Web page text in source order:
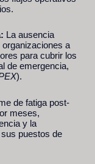
La ausencia
a
para cubrir los
de emergencia,
).
de fatiga post-
meses,
y la
puestos de